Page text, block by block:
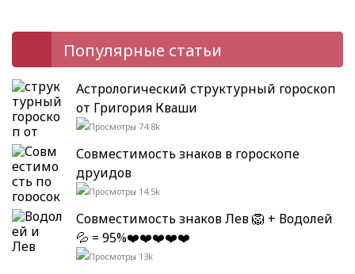
Популярные статьи
Астрологический структурный гороскоп
от Григория Кваши
74.8k
Совместимость знаков в гороскопе
друидов
14.5k
Совместимость знаков Лев 🦁 + Водолей
💦 = 95%❤️❤️❤️❤️❤️
13k